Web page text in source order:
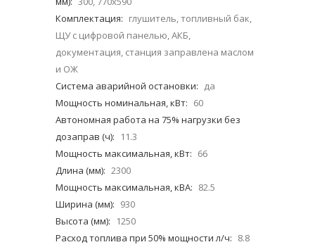
Комплектация: глушитель, топливный бак,
ЩУ с цифровой панелью, АКБ,
документация, станция заправлена маслом
и ОЖ
Система аварийной остановки: да
Мощность номинальная, кВт: 60
Автономная работа на 75% нагрузки без
дозаправ (ч):
11.3
Мощность максимальная, кВт: 66
Длина (мм): 2300
Мощность максимальная, кВА: 82.5
Ширина (мм): 930
Высота (мм):
1250
Расход топлива при 50% мощности л/ч: 8.8